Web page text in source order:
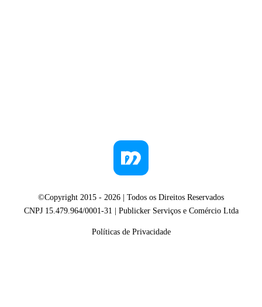
©Copyright 2015 - 2026 | Todos os Direitos Reservados
CNPJ 15.479.964/0001-31 | Publicker Serviços e Comércio Ltda
Políticas de Privacidade